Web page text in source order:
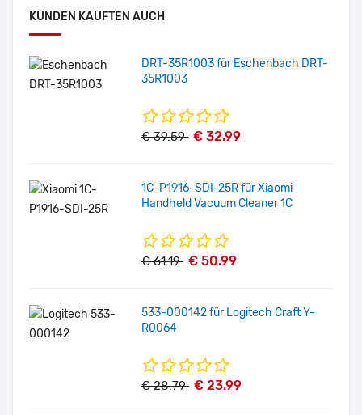
KUNDEN KAUFTEN AUCH
DRT-35R1003 für Eschenbach DRT-
35R1003
€ 39.59 € 32.99
1C-P1916-SDI-25R für Xiaomi
Handheld Vacuum Cleaner 1C
€ 61.19 € 50.99
533-000142 für Logitech Craft Y-
R0064
€ 28.79 € 23.99